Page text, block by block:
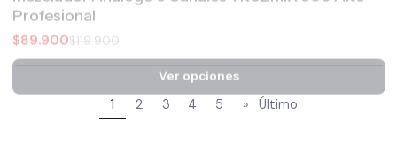
1 2 3 4 5 » Último